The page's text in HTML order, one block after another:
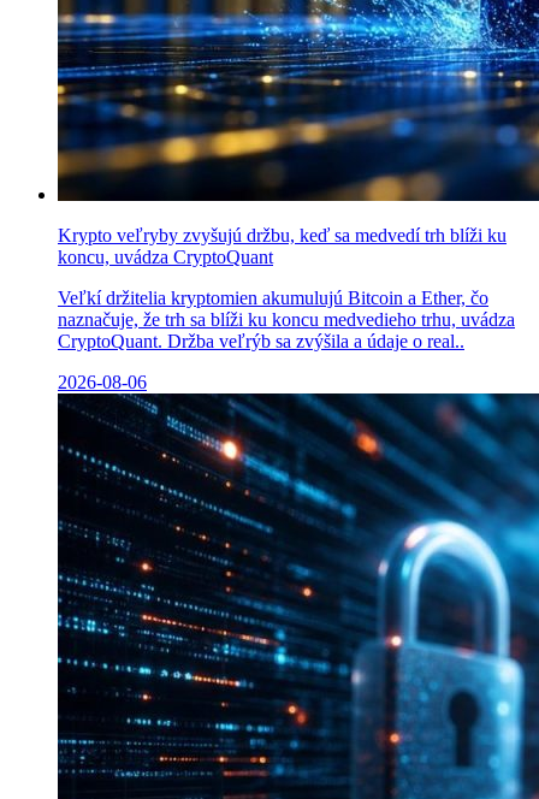
Krypto veľryby zvyšujú držbu, keď sa medvedí trh blíži ku
koncu, uvádza CryptoQuant
Veľkí držitelia kryptomien akumulujú Bitcoin a Ether, čo
naznačuje, že trh sa blíži ku koncu medvedieho trhu, uvádza
CryptoQuant. Držba veľrýb sa zvýšila a údaje o real..
2026-08-06